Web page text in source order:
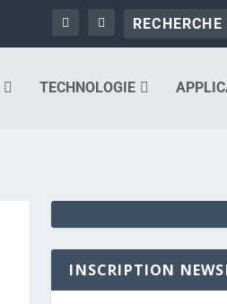
TECHNOLOGIE
INSCRIPTION